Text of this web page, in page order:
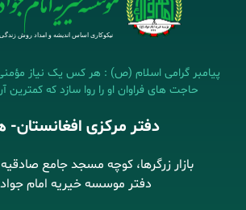
پیامبر گرامی اسلام (ص) : هر کس یک نیاز مؤمنی
حاجت های فراوان او را روا سازد که
دفتر مرکزی افغانستان-
بازار زرگرها، کوچه مسجد جامع
دفتر موسسه خیریه امام